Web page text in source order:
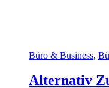
Büro & Business,
Alternativ